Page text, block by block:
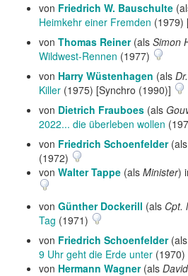
von Friedrich W. Bauschulte
Heimkehr einer Fremden (1979)
von Thomas Reiner(als Simon
Wildwest-Rennen (1977)
von Harry Wüstenhagen (als
Killer (1975) [Synchro (1990)]
von Dietrich Frauboes (als
2022... die überleben wollen
von Friedrich Schoenfelder(als
(1972)
von Walter Tappe (als Minister)
von Günther Dockerill (als Cpt.
Tag (1971)
von Friedrich Schoenfelder(als
9 Uhr geht die Erde unter (1970)
von Hermann Wagner(als